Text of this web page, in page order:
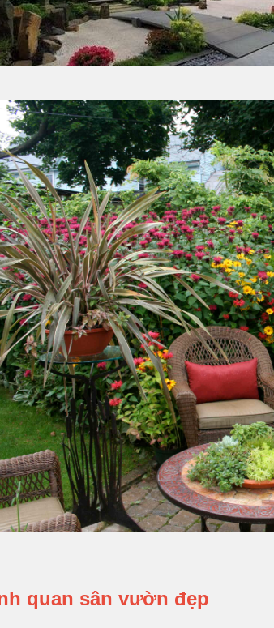
quan sân vườn đẹp